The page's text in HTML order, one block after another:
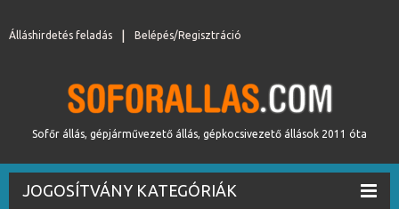
Belépés/Regisztráció
Álláshirdetés feladás
Sofőr állás, gépjárművezető állás, gépkocsivezető állások 2011 óta
JOGOSÍTVÁNY KATEGÓRIÁK